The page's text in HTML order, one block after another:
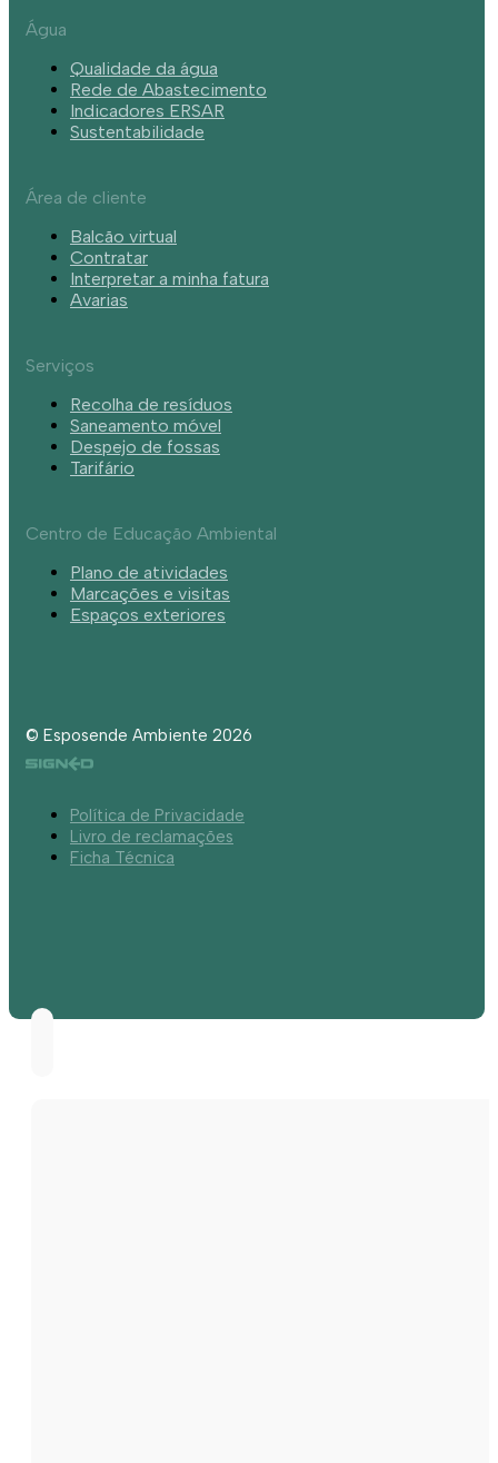
Água
Qualidade da água
Rede de Abastecimento
Indicadores ERSAR
Sustentabilidade
Área de cliente
Balcão virtual
Contratar
Interpretar a minha fatura
Avarias
Serviços
Recolha de resíduos
Saneamento móvel
Despejo de fossas
Tarifário
Centro de Educação Ambiental
Plano de atividades
Marcações e visitas
Espaços exteriores
© Esposende Ambiente 2026
Política de Privacidade
Livro de reclamações
Ficha Técnica